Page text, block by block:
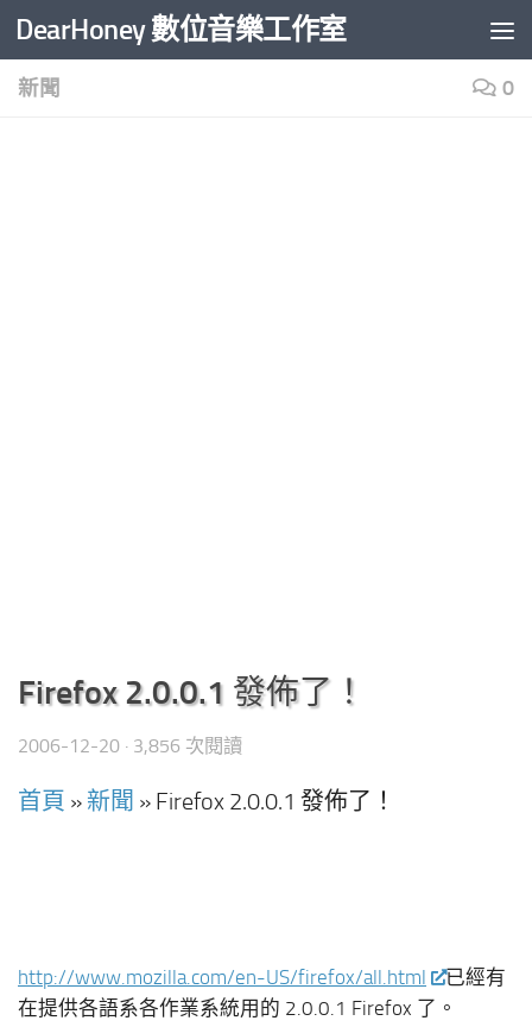
Skip to content
DearHoney 數位音樂工作室
新聞 0
Firefox 2.0.0.1 發佈了！
2006-12-20 · 3,856 次閱讀
首頁 » 新聞 » Firefox 2.0.0.1 發佈了！
http://www.mozilla.com/en-US/firefox/all.html
已經有
在提供各語系各作業系統用的 2.0.0.1 Firefox 了。